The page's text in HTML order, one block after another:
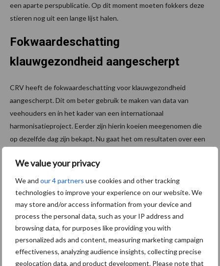
We value your privacy
We and our 4 partners use cookies and other tracking
technologies to improve your experience on our website. We
may store and/or access information from your device and
process the personal data, such as your IP address and
browsing data, for purposes like providing you with
personalized ads and content, measuring marketing campaign
effectiveness, analyzing audience insights, collecting precise
geolocation data, and product development. Please note that
een aparte perspublicatie. Op dit moment moeten fokkers deze
stieren nog uit een lange lijst halen.
Fokwaardeschatting
klauwgezondheid aangescherpt
CRV heeft de fokwaardeschatting voor klauwgezondheid
aangescherpt. Dit om beter gebruik te maken van data van
veehouders en in het kader van een internationaal
harmonisatieproject. Eerder zijn hierin koeien meegenomen die
op dezelfde dag zijn bekapt. Nu gaat het om resultaten over een
aandoeningen die binnen vier maanden terugkomen zijn
samengevoegd. Er is ook onderscheid gemaakt tussen vaarzen,
tweedekalfs koeien en oudere koeien. De aanpassingen zorgen
samen voor circa vijf procent meer data in de fokwaardeschatting
wat volgens CRV neerkomt op een drie procent betere
betrouwbaarheid van de klauwgezondheidsindex.
Tekst: Gerben Hofman